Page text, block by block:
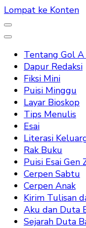
Lompat ke Konten
Tentang Gol A
Dapur Redaksi
Fiksi Mini
Puisi Minggu
Layar Bioskop
Tips Menulis
Esai
Literasi
Rak Buku
Puisi Esai Gen
Cerpen Sabtu
Cerpen Anak
Kirim Tulisan
Aku dan Duta
Sejarah Duta